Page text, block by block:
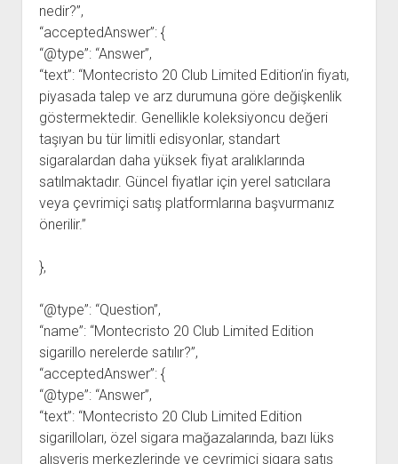
nedir?”,
“acceptedAnswer”: {
“@type”: “Answer”,
“text”: “Montecristo 20 Club Limited Edition’in fiyatı,
piyasada talep ve arz durumuna göre değişkenlik
göstermektedir. Genellikle koleksiyoncu değeri
taşıyan bu tür limitli edisyonlar, standart
sigaralardan daha yüksek fiyat aralıklarında
satılmaktadır. Güncel fiyatlar için yerel satıcılara
veya çevrimiçi satış platformlarına başvurmanız
önerilir.”
},
“@type”: “Question”,
“name”: “Montecristo 20 Club Limited Edition
sigarillo nerelerde satılır?”,
“acceptedAnswer”: {
“@type”: “Answer”,
“text”: “Montecristo 20 Club Limited Edition
sigarilloları, özel sigara mağazalarında, bazı lüks
alışveriş merkezlerinde ve çevrimiçi sigara satış